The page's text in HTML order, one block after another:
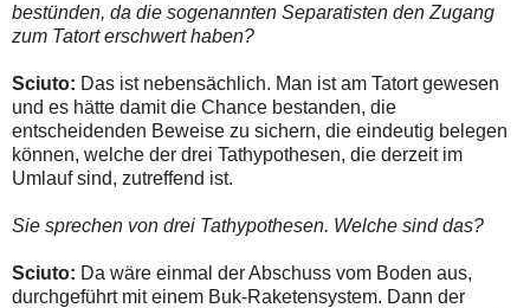
bestünden, da die sogenannten Separatisten den Zugang
zum Tatort erschwert haben?
Sciuto: Das ist nebensächlich. Man ist am Tatort gewesen
und es hätte damit die Chance bestanden, die
entscheidenden Beweise zu sichern, die eindeutig belegen
können, welche der drei Tathypothesen, die derzeit im
Umlauf sind, zutreffend ist.
Sie sprechen von drei Tathypothesen. Welche sind das?
Sciuto: Da wäre einmal der Abschuss vom Boden aus,
durchgeführt mit einem Buk-Raketensystem. Dann der